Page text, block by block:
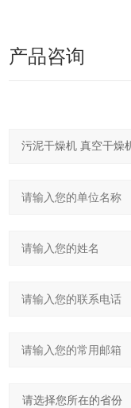
产品咨询